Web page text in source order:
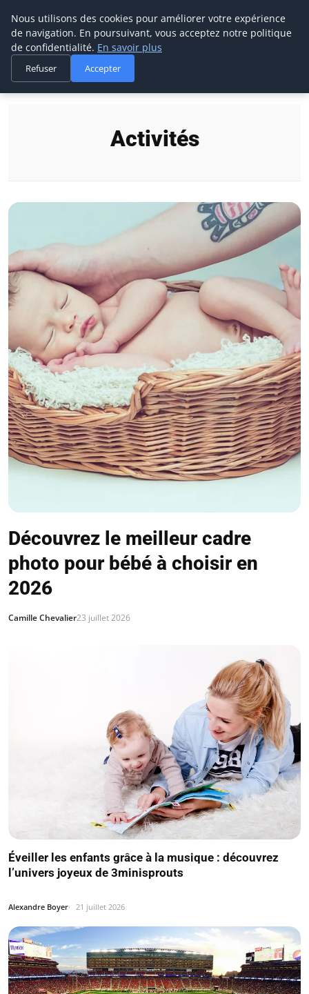
Maman-bebe.ch
Accueil Activités
Activités
Découvrez le meilleur cadre
photo pour bébé à choisir en
2026
Camille Chevalier23 juillet 2026
Éveiller les enfants grâce à la musique : découvrez
l’univers joyeux de 3minisprouts
Alexandre Boyer 21 juillet 2026
Nous utilisons des cookies pour améliorer votre expérience
de navigation. En poursuivant, vous acceptez notre politique
de confidentialité. En savoir plus
Refuser Accepter